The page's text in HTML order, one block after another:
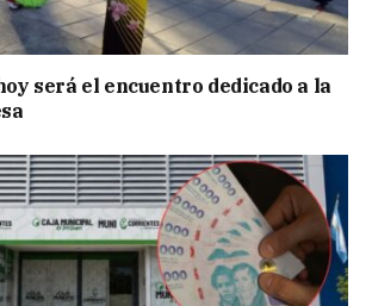
será el encuentro dedicado a la